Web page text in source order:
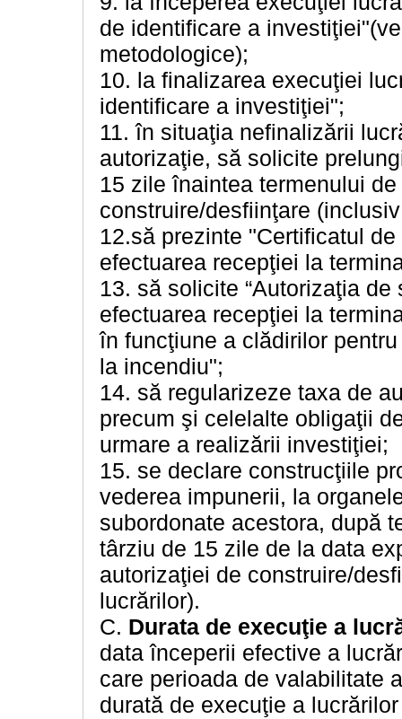
de identificare a
metodologice);
10. la finalizarea execuţiei
identificare a investiţiei";
11. în situaţia nefinalizării
autorizaţie, să solicite
15 zile înaintea termenului
construire/desfiinţare
12.să prezinte "Certificatul
efectuarea recepţiei la
13. să solicite “Autorizaţia
efectuarea recepţiei la
în funcţiune a clădirilor
la incendiu";
14. să regularizeze taxa de
precum şi celelalte obligaţii
urmare a realizării investiţiei;
15. se declare construcţiile
vederea impunerii, la
subordonate acestora, după
târziu de 15 zile de la data
autorizaţiei de construire/
lucrărilor).
C. Durata de execuţie a
data începerii efective a
care perioada de valabilitate
durată de execuţie a